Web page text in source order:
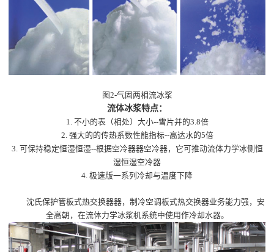
图2-气固两相流冰浆
流体冰浆特点：
1. 不小的表（相处）大小--雪片并的3.8倍
2. 强大的的传热系数性能指标--高达水的5倍
3. 可保持稳定恒湿恒湿--根据空冷器器空冷器，它可推动流体力学冰侧恒
湿恒湿空冷器
4. 极速版一系列冷却与温度下降
沈氏保护管板式热交换器器，制冷空调板式热交换器业务能力强，安
全高朝，在流体力学冰浆机系统中使用作冷却水器。